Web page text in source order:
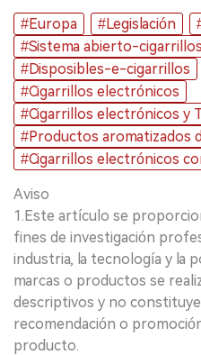
#Europa
#Legislación
#Sistema abierto-cigarrillos
#Disposibles-e-cigarrillos
#Cigarrillos electrónicos
#Cigarrillos electrónicos y
#Productos aromatizados
#Cigarrillos electrónicos
Aviso
1.Este artículo se
fines de investigación
industria, la tecnología y la
marcas o productos se
descriptivos y no
recomendación o
producto.